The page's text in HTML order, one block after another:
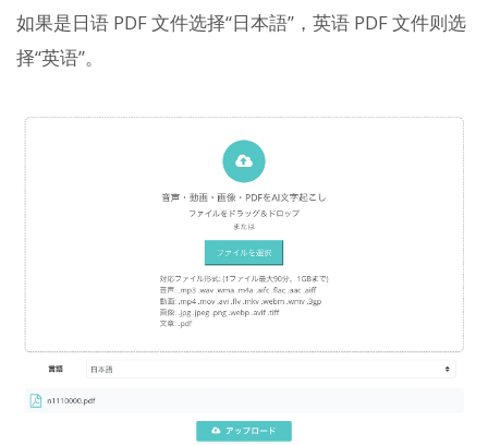
如果是日语 PDF 文件选择“日本語”，英语 PDF 文件则选
择“英语”。